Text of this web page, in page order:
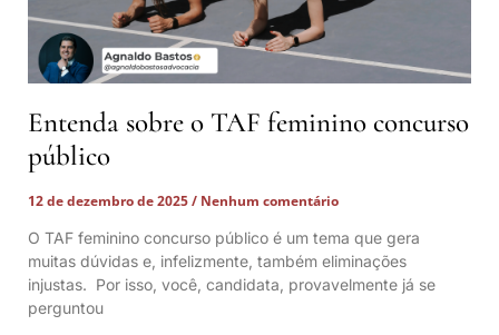
Entenda sobre o TAF feminino concurso
público
12 de dezembro de 2025
Nenhum comentário
O TAF feminino concurso público é um tema que gera
muitas dúvidas e, infelizmente, também eliminações
injustas. Por isso, você, candidata, provavelmente já se
perguntou